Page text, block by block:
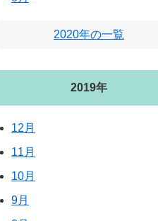
2020年の一覧
2019年
12月
11月
10月
9月